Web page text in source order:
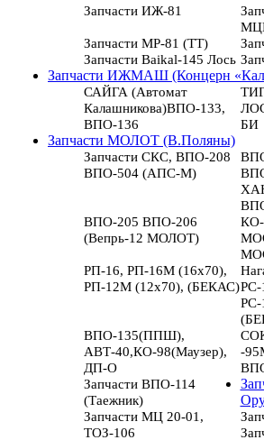
Запчасти ИЖ-81
Запчасти МР-81 (ТТ)
Запчасти Baikal-145 Лось
Запчасти ИЖМАШ (Концерн
САЙГА (Автомат
Калашникова)ВПО-133,
ВПО-136
БИ
Запчасти МОЛОТ (В.Поляны)
Запчасти СКС, ВПО-208
ВПО-504 (АПС-М)
ВПО-205 ВПО-206
(Вепрь-12 МОЛОТ)
РП-16, РП-16М (16х70),
РП-12М (12х70), (БЕКАС)РС-
РС-
ВПО-135(ППШ),
АВТ-40,КО-98(Маузер),
ДП-О
-
Запчасти ВПО-114
(Таежник)
Запчасти МЦ 20-01,
ТОЗ-106